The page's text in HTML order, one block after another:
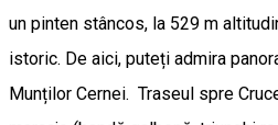
un pinten stâncos, la 529 m
istoric. De aici, puteți admira
Munților Cernei. Traseul spre